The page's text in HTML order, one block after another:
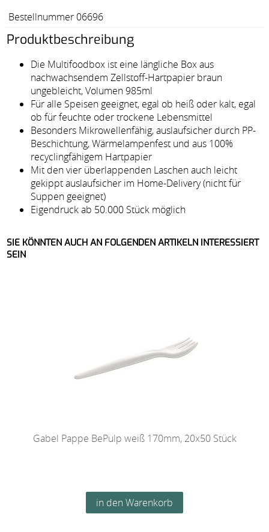
Bestellnummer 06696
Produktbeschreibung
Die Multifoodbox ist eine längliche Box aus
nachwachsendem Zellstoff-Hartpapier braun
ungebleicht, Volumen 985ml
Für alle Speisen geeignet, egal ob heiß oder kalt, egal
ob für feuchte oder trockene Lebensmittel
Besonders Mikrowellenfähig, auslaufsicher durch PP-
Beschichtung, Wärmelampenfest und aus 100%
recyclingfähigem Hartpapier
Mit den vier überlappenden Laschen auch leicht
gekippt auslaufsicher im Home-Delivery (nicht für
Suppen geeignet)
Eigendruck ab 50.000 Stück möglich
SIE KÖNNTEN AUCH AN FOLGENDEN ARTIKELN INTERESSIERT
SEIN
Gabel Pappe BePulp weiß 170mm, 20x50 Stück